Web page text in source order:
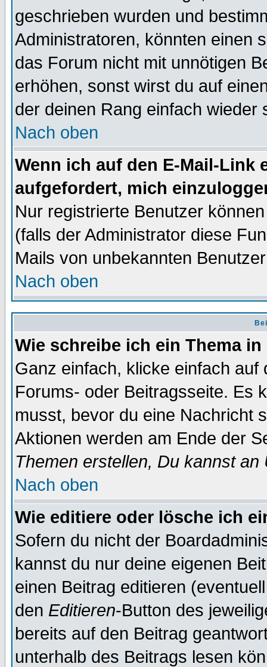
geschrieben wurden und
Administratoren, könnten einen
das Forum nicht mit unnötigen
erhöhen, sonst wirst du auf
der deinen Rang einfach wieder
Nach oben
Wenn ich auf den E-Mail-Link
aufgefordert, mich
Nur registrierte Benutzer
(falls der Administrator diese
Mails von unbekannten
Nach oben
Wie schreibe ich ein Thema
Ganz einfach, klicke einfach
Forums- oder Beitragsseite. Es
musst, bevor du eine Nachricht
Aktionen werden am Ende der
Themen erstellen, Du kannst
Nach oben
Wie editiere oder lösche ich
Sofern du nicht der
kannst du nur deine eigenen
einen Beitrag editieren
den Editieren-Button des
bereits auf den Beitrag
unterhalb des Beitrags lesen